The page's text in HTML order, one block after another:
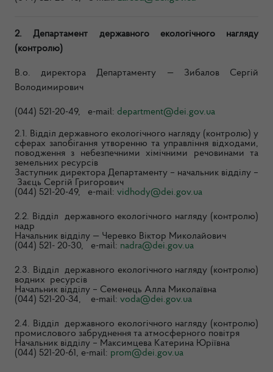
2. Департамент державного екологічного нагляду
(контролю)
В.о. директора Департаменту — Зибалов Сергій
Володимирович
(044) 521-20-49, e-mail: department@dei.gov.ua
2.1. Відділ державного екологічного нагляду (контролю) у
сферах запобігання утворенню та управління відходами,
поводження з небезпечними хімічними речовинами та
земельних ресурсів
Заступник директора Департаменту – начальник відділу –
Заєць Сергій Григорович
(044) 521-20-49, e-mail: vidhody@dei.gov.ua
2.2. Відділ державного екологічного нагляду (контролю)
надр
Начальник відділу — Черевко Віктор Миколайович
(044) 521- 20-30, e-mail: nadra@dei.gov.ua
2.3. Відділ державного екологічного нагляду (контролю)
водних ресурсів
Начальник відділу – Семенець Алла Миколаївна
(044) 521-20-34, e-mail: voda@dei.gov.ua
2.4. Відділ державного екологічного нагляду (контролю)
промислового забруднення та атмосферного повітря
Начальник відділу – Максимцева Катерина Юріївна
(044) 521-20-61, e-mail: prom@dei.gov.ua